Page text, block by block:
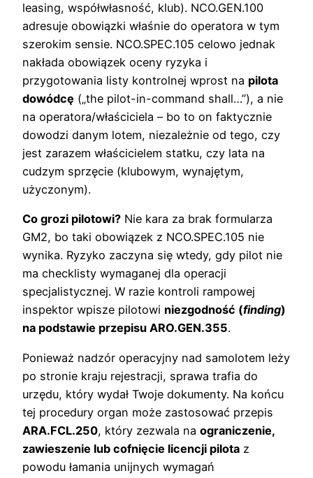
leasing, współwłasność, klub). NCO.GEN.100
adresuje obowiązki właśnie do operatora w tym
szerokim sensie. NCO.SPEC.105 celowo jednak
nakłada obowiązek oceny ryzyka i
przygotowania listy kontrolnej wprost na pilota
dowódcę („the pilot-in-command shall…”), a nie
na operatora/właściciela – bo to on faktycznie
dowodzi danym lotem, niezależnie od tego, czy
jest zarazem właścicielem statku, czy lata na
cudzym sprzęcie (klubowym, wynajętym,
użyczonym).
Co grozi pilotowi? Nie kara za brak formularza
GM2, bo taki obowiązek z NCO.SPEC.105 nie
wynika. Ryzyko zaczyna się wtedy, gdy pilot nie
ma checklisty wymaganej dla operacji
specjalistycznej. W razie kontroli rampowej
inspektor wpisze pilotowi niezgodność (finding)
na podstawie przepisu ARO.GEN.355.
Ponieważ nadzór operacyjny nad samolotem leży
po stronie kraju rejestracji, sprawa trafia do
urzędu, który wydał Twoje dokumenty. Na końcu
tej procedury organ może zastosować przepis
ARA.FCL.250, który zezwala na ograniczenie,
zawieszenie lub cofnięcie licencji pilota z
powodu łamania unijnych wymagań